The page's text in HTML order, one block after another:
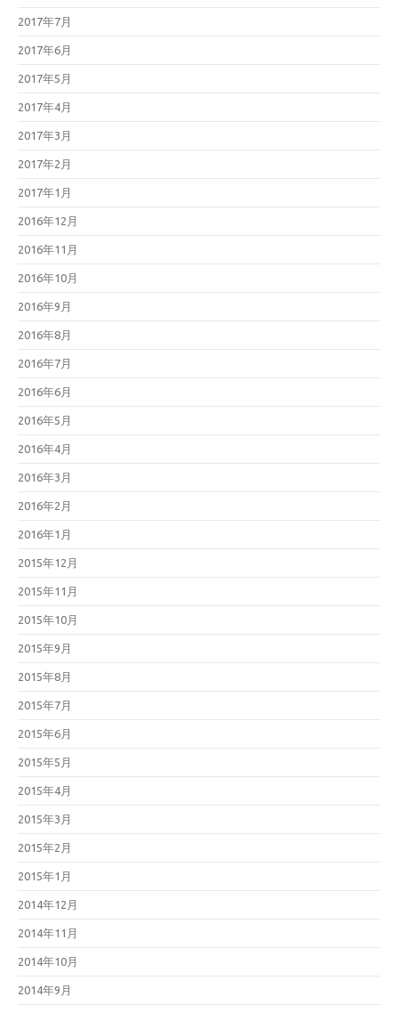
2017年7月
2017年6月
2017年5月
2017年4月
2017年3月
2017年2月
2017年1月
2016年12月
2016年11月
2016年10月
2016年9月
2016年8月
2016年7月
2016年6月
2016年5月
2016年4月
2016年3月
2016年2月
2016年1月
2015年12月
2015年11月
2015年10月
2015年9月
2015年8月
2015年7月
2015年6月
2015年5月
2015年4月
2015年3月
2015年2月
2015年1月
2014年12月
2014年11月
2014年10月
2014年9月